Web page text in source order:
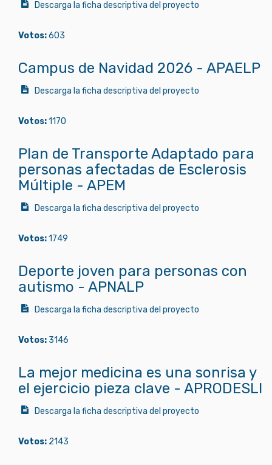
Descarga la ficha descriptiva del proyecto
Votos:603
Campus de Navidad 2026 - APAELP
Descarga la ficha descriptiva del proyecto
Votos:1170
Plan de Transporte Adaptado para
personas afectadas de Esclerosis
Múltiple - APEM
Descarga la ficha descriptiva del proyecto
Votos:1749
Deporte joven para personas con
autismo - APNALP
Descarga la ficha descriptiva del proyecto
Votos: 3146
La mejor medicina es una sonrisa y
el ejercicio pieza clave - APRODESLI
Descarga la ficha descriptiva del proyecto
Votos: 2143